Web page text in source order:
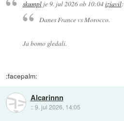
skumplje9. jul 2026 ob 10:04izjavil:
Danes France vs Morocco.
Ja bomo gledali.
:facepalm:
Alcarinnn
::9. jul 2026, 14:05